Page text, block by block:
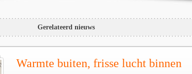
Gerelateerd nieuws
Warmte buiten, frisse lucht binnen